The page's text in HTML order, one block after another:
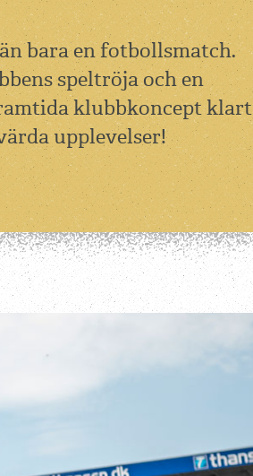
bara en fotbollsmatch.
speltröja och en
klubbkoncept klart
upplevelser!